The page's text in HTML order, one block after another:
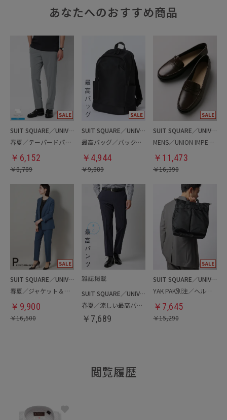
あなたへのおすすめ商品
SUIT SQUARE／UNIVERSAL LANGUAGE
春夏／テーパードパンツ
￥ 6,152
￥8,789
SUIT SQUARE／UNIVERSAL LANGUAGE
最高バッグ／バックパック
￥ 4,944
￥9,889
SUIT SQUARE／UNIVERSAL LANGUAGE
MENS／UNION IMPERIAL監修／コインローファー
￥ 11,473
￥16,390
SUIT SQUARE／UNIVERSAL LANGUAGE／WHITE
春夏／ジャケット＆パンツセットアップ／洗濯ネット付き
￥ 9,900
￥16,500
SUIT SQUARE／UNIVERSAL LANGUAGE
春夏／涼しい最高パンツ
￥ 7,689
SUIT SQUARE／UNIVERSAL LANGUAGE
YAK PAK別注／ヘルメットバッグ
￥ 7,645
￥15,290
閲覧履歴